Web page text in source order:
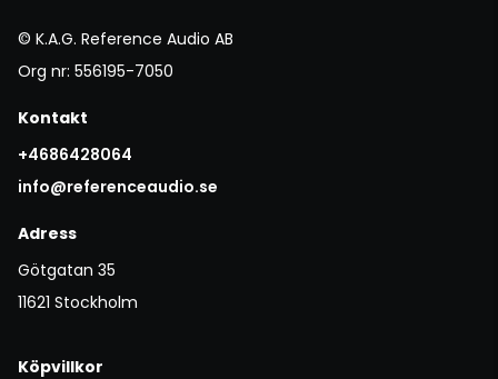
© K.A.G. Reference Audio AB
Org nr: 556195-7050
Kontakt
+4686428064
info@referenceaudio.se
Adress
Götgatan 35
11621 Stockholm
Köpvillkor